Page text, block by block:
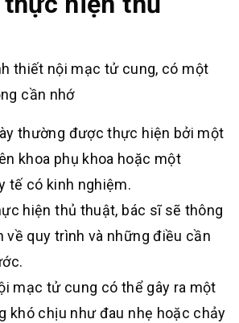
thiết nội mạc tử cung, có một
cần nhớ
thường được thực hiện bởi một
khoa phụ khoa hoặc một
tế có kinh nghiệm.
hiện thủ thuật, bác sĩ sẽ thông
về quy trình và những điều cần
mạc tử cung có thể gây ra một
khó chịu như đau nhẹ hoặc chảy